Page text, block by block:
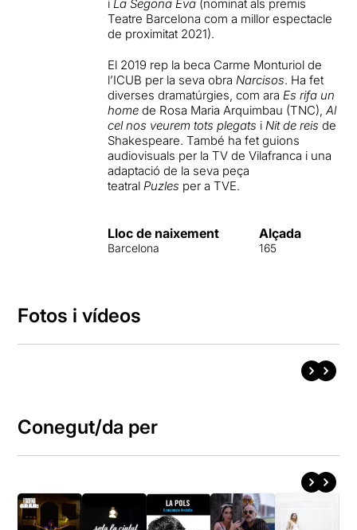
iLa Segona Eva (nominat als premis
Teatre Barcelona com a millor espectacle
de proximitat 2021).
El 2019 rep la beca Carme Monturiol de
l’ICUB per la seva obraNarcisos. Ha fet
diverses dramatúrgies, com araEs rifa un
homede Rosa Maria Arquimbau (TNC),Al
cel nos veurem tots plegats iNit de reis de
Shakespeare. També ha fet guions
audiovisuals per la TV de Vilafranca i una
adaptació de la seva peça
teatralPuzles per a TVE.
Lloc de naixement
Barcelona
Alçada
165
Fotos i vídeos
Conegut/da per